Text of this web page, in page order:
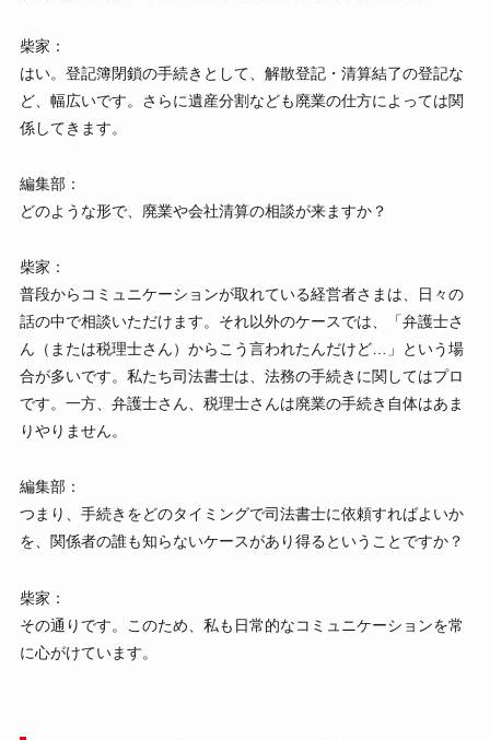
柴家：
はい。登記簿閉鎖の手続きとして、解散登記・清算結了の登記な
ど、幅広いです。さらに遺産分割なども廃業の仕方によっては関
係してきます。
編集部：
どのような形で、廃業や会社清算の相談が来ますか？
柴家：
普段からコミュニケーションが取れている経営者さまは、日々の
話の中で相談いただけます。それ以外のケースでは、「弁護士さ
ん（または税理士さん）からこう言われたんだけど…」という場
合が多いです。私たち司法書士は、法務の手続きに関してはプロ
です。一方、弁護士さん、税理士さんは廃業の手続き自体はあま
りやりません。
編集部：
つまり、手続きをどのタイミングで司法書士に依頼すればよいか
を、関係者の誰も知らないケースがあり得るということですか？
柴家：
その通りです。このため、私も日常的なコミュニケーションを常
に心がけています。